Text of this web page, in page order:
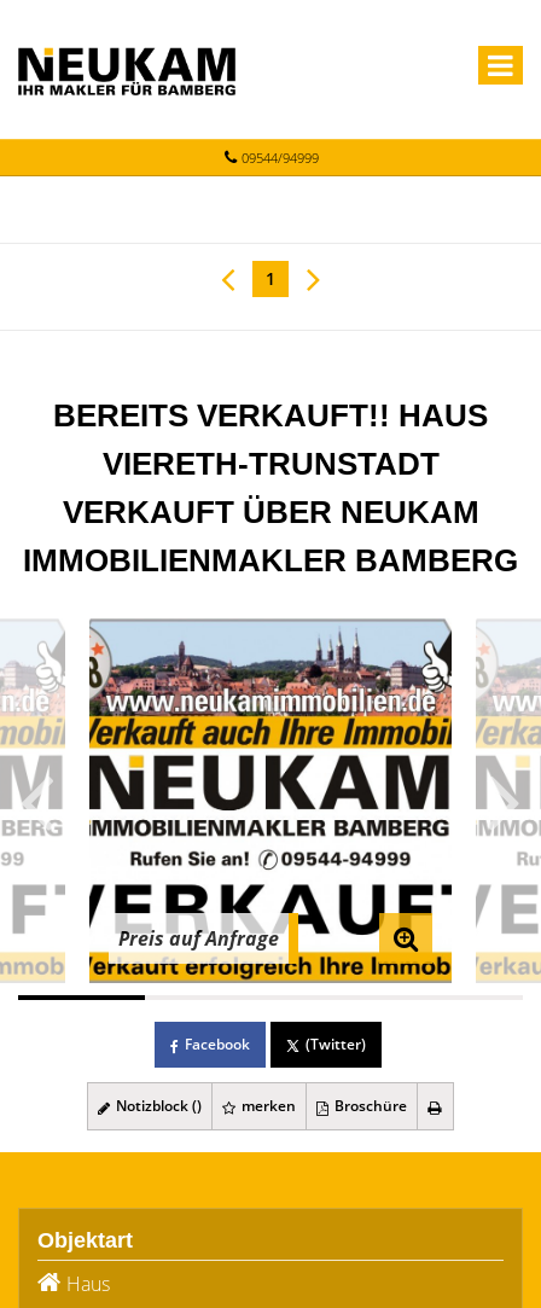
09544/94999
1
BEREITS VERKAUFT!! HAUS
VIERETH-TRUNSTADT
VERKAUFT ÜBER NEUKAM
IMMOBILIENMAKLER BAMBERG
Preis auf Anfrage
Facebook (Twitter)
Notizblock () merken Broschüre
Objektart
Haus